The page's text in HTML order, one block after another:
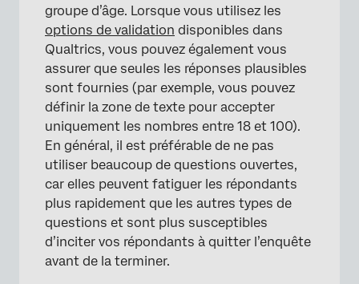
groupe d’âge. Lorsque vous utilisez les
options de validation disponibles dans
Qualtrics, vous pouvez également vous
assurer que seules les réponses plausibles
sont fournies (par exemple, vous pouvez
définir la zone de texte pour accepter
uniquement les nombres entre 18 et 100).
En général, il est préférable de ne pas
utiliser beaucoup de questions ouvertes,
car elles peuvent fatiguer les répondants
plus rapidement que les autres types de
questions et sont plus susceptibles
d’inciter vos répondants à quitter l’enquête
avant de la terminer.